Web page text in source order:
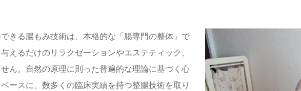
きる腸もみ技術は、本格的な「腸専門の整体」で
えるだけのリラクゼーションやエステティック、
ん。自然の原理に則った普遍的な理論に基づく心
ースに、数多くの臨床実績を持つ整腸技術を取り